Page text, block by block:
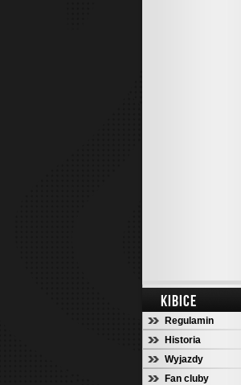
KIBICE
Regulamin
Historia
Wyjazdy
Fan cluby